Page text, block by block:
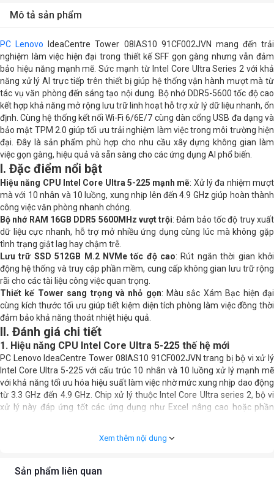
Thế hệ CPU Intel Core Ultra series 2
CPU
Intel® Core™ Ultra 5-225 ( 3.3 GHz - 4.9
GHz / 20MB / 10 nhân, 10 luồng )
RAM
1 x 16GB DDR5 5600MHz ( 2 Khe cắm
Hỗ trợ tối đa 32GB )
Lưu trữ 512GB M.2 NVMe SSD
Hệ điều hành Windows 11 Home SL
Chip đồ họa Intel® Graphics
Số cổng lưu trữ tối đa 2 x M.2 , 1 x 3.5" SATA
Cổng kết nối
1 x USB Type C , 4 x USB 3.2 , 2 x USB
2.0 , 2 x 3.5 mm , LAN 1 Gb/s
Cổng xuất hình 1 x HDMI
Kết nối không dây Bluetooth 5.2 ; WiFi 802.11ax
VR
Khối lượng 4.52 kg
Kích thước 89 x 291.4 x 339.5mm
Mô tả sản phẩm
PC Lenovo IdeaCentre Tower 08IAS10 91CF002JVN mang đến trải
nghiệm làm việc hiện đại trong thiết kế SFF gọn gàng nhưng vẫn đảm
bảo hiệu năng mạnh mẽ. Sức mạnh từ Intel Core Ultra Series 2 với khả
năng xử lý AI trực tiếp trên thiết bị giúp hệ thống vận hành mượt mà từ
tác vụ văn phòng đến sáng tạo nội dung. Bộ nhớ DDR5-5600 tốc độ cao
kết hợp khả năng mở rộng lưu trữ linh hoạt hỗ trợ xử lý dữ liệu nhanh, ổn
định. Cùng hệ thống kết nối Wi-Fi 6/6E/7 cùng dàn cổng USB đa dạng và
bảo mật TPM 2.0 giúp tối ưu trải nghiệm làm việc trong môi trường hiện
đại. Đây là sản phẩm phù hợp cho nhu cầu xây dựng không gian làm
việc gọn gàng, hiệu quả và sẵn sàng cho các ứng dụng AI phổ biến.
I. Đặc điểm nổi bật
Hiệu năng CPU Intel Core Ultra 5-225 mạnh mẽ: Xử lý đa nhiệm mượt
mà với 10 nhân và 10 luồng, xung nhịp lên đến 4.9 GHz giúp hoàn thành
công việc văn phòng nhanh chóng.
Bộ nhớ RAM 16GB DDR5 5600MHz vượt trội: Đảm bảo tốc độ truy xuất
dữ liệu cực nhanh, hỗ trợ mở nhiều ứng dụng cùng lúc mà không gặp
tình trạng giật lag hay chậm trễ.
Lưu trữ SSD 512GB M.2 NVMe tốc độ cao: Rút ngắn thời gian khởi
động hệ thống và truy cập phần mềm, cung cấp không gian lưu trữ rộng
rãi cho các tài liệu công việc quan trọng.
Thiết kế Tower sang trọng và nhỏ gọn: Màu sắc Xám Bạc hiện đại
cùng kích thước tối ưu giúp tiết kiệm diện tích phòng làm việc đồng thời
đảm bảo khả năng thoát nhiệt hiệu quả.
II. Đánh giá chi tiết
1. Hiệu năng CPU Intel Core Ultra 5-225 thế hệ mới
PC Lenovo IdeaCentre Tower 08IAS10 91CF002JVN trang bị bộ vi xử lý
Intel Core Ultra 5-225 với cấu trúc 10 nhân và 10 luồng xử lý mạnh mẽ
với khả năng tối ưu hóa hiệu suất làm việc nhờ mức xung nhịp dao động
từ 3.3 GHz đến 4.9 GHz. Chip xử lý thuộc Intel Core Ultra series 2, bộ vi
xử lý này đáp ứng tốt các ứng dụng như Excel nâng cao hoặc phần
Xem thêm nội dung
Sản phẩm liên quan